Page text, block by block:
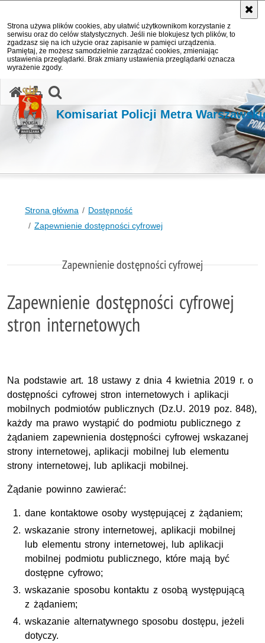
Strona używa plików cookies, aby ułatwić użytkownikom korzystanie z
serwisu oraz do celów statystycznych. Jeśli nie blokujesz tych plików, to
zgadzasz się na ich użycie oraz zapisanie w pamięci urządzenia.
Pamiętaj, że możesz samodzielnie zarządzać cookies, zmieniając
ustawienia przeglądarki. Brak zmiany ustawienia przeglądarki oznacza
wyrażenie zgody.
Komisariat Policji Metra
Strona główna
Dostępność
Zapewnienie dostępności cyfrowej
Zapewnienie dostępności cyfrowej
Zapewnienie dostępności cyfrowej
stron internetowych
Na podstawie art. 18 ustawy z dnia 4 kwietnia 2019 r. o
dostępności cyfrowej stron internetowych i aplikacji
mobilnych podmiotów publicznych (Dz.U. 2019 poz. 848),
każdy ma prawo wystąpić do podmiotu publicznego z
żądaniem zapewnienia dostępności cyfrowej wskazanej
strony internetowej, aplikacji mobilnej lub elementu
strony internetowej, lub aplikacji mobilnej.
Żądanie powinno zawierać:
dane kontaktowe osoby występującej z żądaniem;
wskazanie strony internetowej, aplikacji mobilnej
lub elementu strony internetowej, lub aplikacji
mobilnej podmiotu publicznego, które mają być
dostępne cyfrowo;
wskazanie sposobu kontaktu z osobą występującą
z żądaniem;
wskazanie alternatywnego sposobu dostępu, jeżeli
dotyczy.